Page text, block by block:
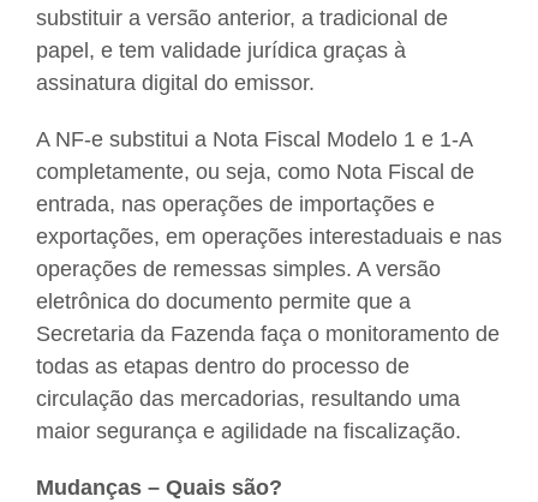
substituir a versão anterior, a tradicional de
papel, e tem validade jurídica graças à
assinatura digital do emissor.
A NF-e substitui a Nota Fiscal Modelo 1 e 1-A
completamente, ou seja, como Nota Fiscal de
entrada, nas operações de importações e
exportações, em operações interestaduais e nas
operações de remessas simples. A versão
eletrônica do documento permite que a
Secretaria da Fazenda faça o monitoramento de
todas as etapas dentro do processo de
circulação das mercadorias, resultando uma
maior segurança e agilidade na fiscalização.
Mudanças – Quais são?